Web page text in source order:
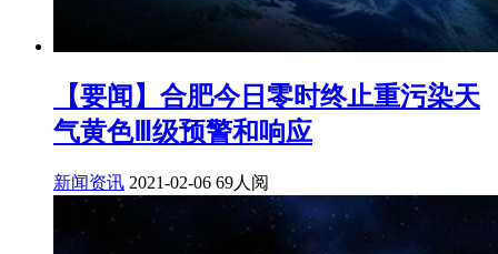
【要闻】合肥今日零时终止重污染天
气黄色Ⅲ级预警和响应
新闻资讯 2021-02-06 69人阅